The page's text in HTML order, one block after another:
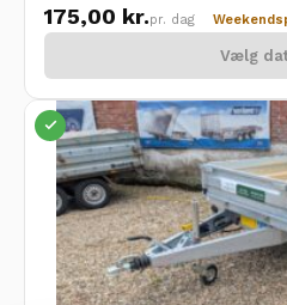
175,00 kr.pr. dag
Vælg